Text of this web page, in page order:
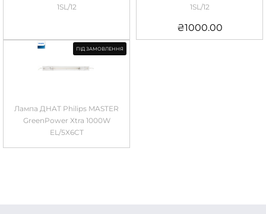
1SL/12
1SL/12
₴1000.00
ПІД ЗАМОВЛЕННЯ
Лампа ДНАТ Philips MASTER
GreenPower Xtra 1000W
EL/5X6CT